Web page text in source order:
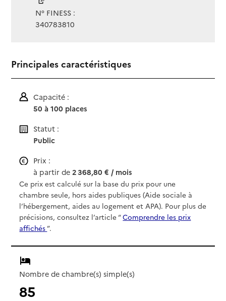
N° FINESS :
340783810
Principales caractéristiques
Capacité :
50 à 100 places
Statut :
Public
Prix :
à partir de2 368,80 € / mois
Ce prix est calculé sur la base du prix pour une
chambre seule, hors aides publiques (Aide sociale à
l’hébergement, aides au logement et APA). Pour plus de
précisions, consultez l’article “Comprendre les prix
affichés”.
Nombre de chambre(s) simple(s)
85